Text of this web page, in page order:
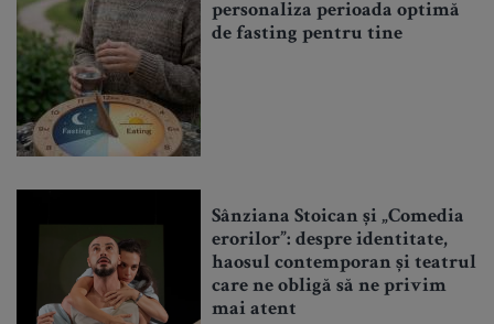
personaliza perioada optimă
de fasting pentru tine
Sânziana Stoican și „Comedia
erorilor”: despre identitate,
haosul contemporan și teatrul
care ne obligă să ne privim
mai atent